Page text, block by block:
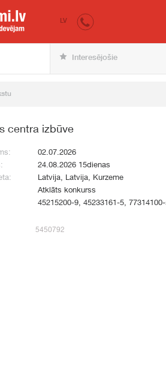
iepirkumi.lv
LV
Interesējošie
centra izbūve
02.07.2026
24.08.2026 15dienas
Latvija, Latvija, Kurzeme
Atklāts konkurss
45215200-9, 45233161-5,
5450792